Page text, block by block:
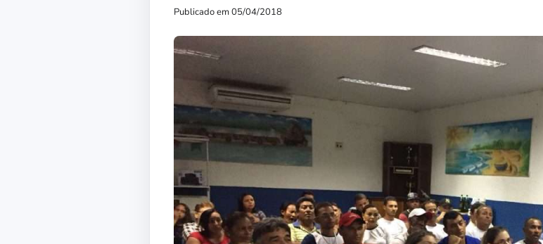
Publicado em 05/04/2018